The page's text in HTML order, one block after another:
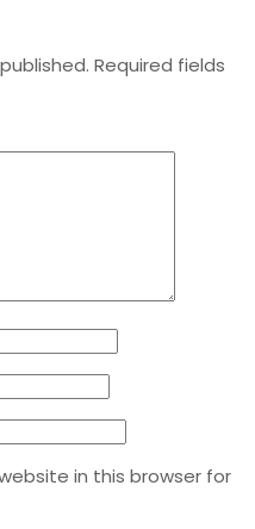
Required fields
in this browser for